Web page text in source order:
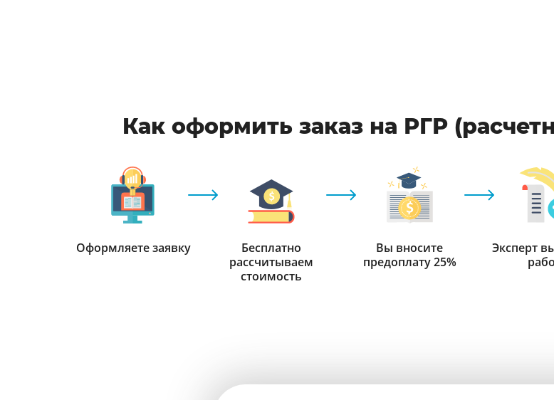
Как оформить заказ на РГР
Оформляете заявку
Бесплатно
рассчитываем
стоимость
Вы вносите
предоплату 25%
Эксперт